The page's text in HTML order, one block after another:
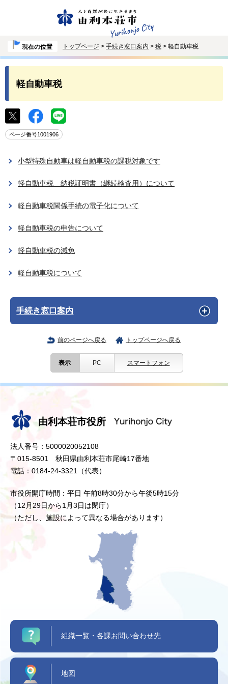
現在の位置 トップページ > 手続き窓口案内 > 税 > 軽自動車税
軽自動車税
ページ番号1001906
小型特殊自動車は軽自動車税の課税対象です
軽自動車税 納税証明書（継続検査用）について
軽自動車税関係手続の電子化について
軽自動車税の申告について
軽自動車税の減免
軽自動車税について
手続き窓口案内
前のページへ戻る トップページへ戻る
表示 PC スマートフォン
由利本荘市役所
法人番号：5000020052108
〒015-8501 秋田県由利本荘市尾崎17番地
電話：0184-24-3321（代表）
市役所開庁時間：平日 午前8時30分から午後5時15分
（12月29日から1月3日は閉庁）
（ただし、施設によって異なる場合があります）
組織一覧・各課お問い合わせ先
地図